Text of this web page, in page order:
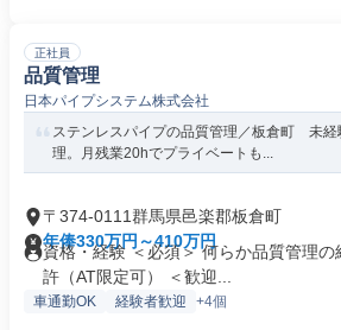
正社員
品質管理
日本パイプシステム株式会社
ステンレスパイプの品質管理／板倉町 未経
理。月残業20hでプライベートも...
〒374-0111群馬県邑楽郡板倉町
年俸330万円～410万円
資格・経験 ＜必須＞ 何らか品質管理
許（AT限定可） ＜歓迎...
車通勤OK 経験者歓迎 +4個